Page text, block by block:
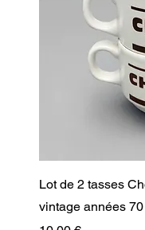
Lot de 2 tasses
vintage années 70